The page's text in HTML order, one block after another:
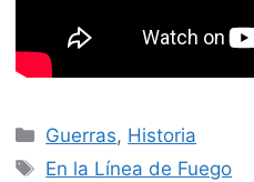
Categorías
Guerras, Historia
Etiquetas
En la Línea de Fuego